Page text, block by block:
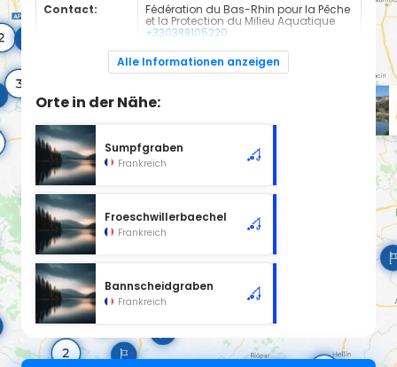
Contact:
Fédération du Bas-Rhin pour la Pêche
et la Protection du Milieu Aquatique
+330388105220
Espèces de
Carnassier, carpe, poisson blanc
Alle Informationen anzeigen
Orte in der Nähe:
Sumpfgraben
Frankreich
Froeschwillerbaechel
Frankreich
Bannscheidgraben
Frankreich